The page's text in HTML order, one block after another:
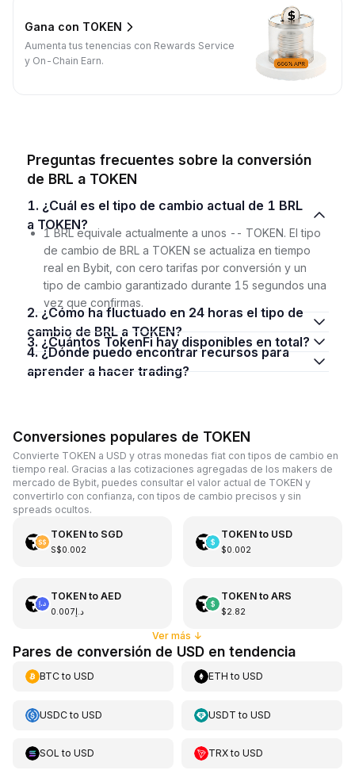
Gana con TOKEN
Aumenta tus tenencias con Rewards Service
y On-Chain Earn.
Preguntas frecuentes sobre la conversión
de BRL a TOKEN
1. ¿Cuál es el tipo de cambio actual de 1 BRL
a TOKEN?
1 BRL equivale actualmente a unos -- TOKEN. El tipo
de cambio de BRL a TOKEN se actualiza en tiempo
real en Bybit, con cero tarifas por conversión y un
tipo de cambio garantizado durante 15 segundos una
vez que confirmas.
2. ¿Cómo ha fluctuado en 24 horas el tipo de
cambio de BRL a TOKEN?
3. ¿Cuántos TokenFi hay disponibles en total?
4. ¿Dónde puedo encontrar recursos para
aprender a hacer trading?
Conversiones populares de TOKEN
Convierte TOKEN a USD y otras monedas fiat con tipos de cambio en
tiempo real. Gracias a las cotizaciones agregadas de los makers de
mercado de Bybit, puedes consultar el valor actual de TOKEN y
convertirlo con confianza, con tipos de cambio precisos y sin
spreads ocultos.
TOKENto SGD
S$0.002
TOKENto USD
$0.002
TOKENto AED
د.إ0.007
TOKENto ARS
$2.82
Ver más ↓
Pares de conversión de USD en tendencia
BTCto USD ETH toUSD
USDCto USD USDT toUSD
SOL to USD TRXtoUSD